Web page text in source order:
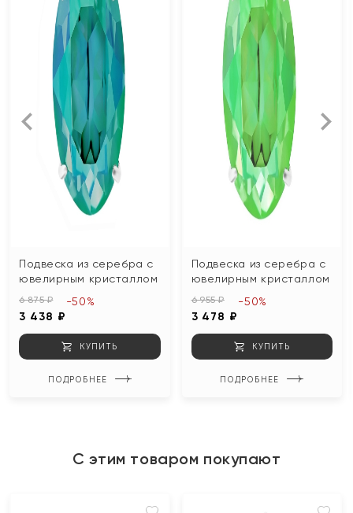
Подвеска из серебра с
ювелирным кристаллом
6 875 ₽
3 438 ₽
-50%
КУПИТЬ
ПОДРОБНЕЕ
Подвеска из серебра с
ювелирным кристаллом
6 955 ₽
3 478 ₽
-50%
КУПИТЬ
ПОДРОБНЕЕ
С этим товаром покупают